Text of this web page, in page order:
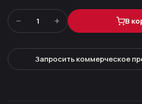
− 1 + В
Запросить коммерческое